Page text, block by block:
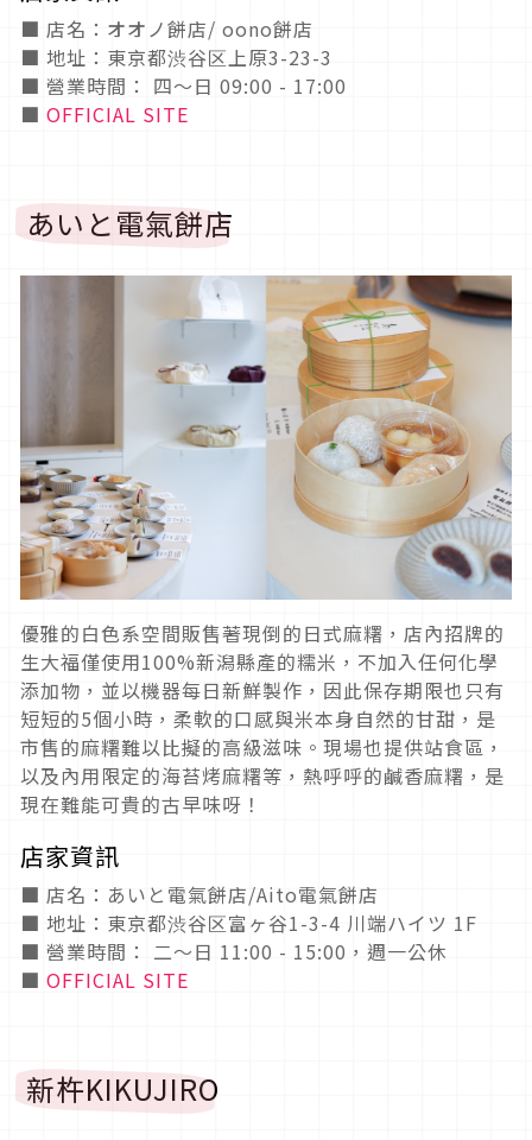
■ 店名：オオノ餅店/ oono餅店
■ 地址：東京都渋谷区上原3-23-3
■ 營業時間： 四～日 09:00 - 17:00
■ OFFICIAL SITE
あいと電氣餅店
優雅的白色系空間販售著現倒的日式麻糬，店內招牌的
生大福僅使用100%新潟縣產的糯米，不加入任何化學
添加物，並以機器每日新鮮製作，因此保存期限也只有
短短的5個小時，柔軟的口感與米本身自然的甘甜，是
市售的麻糬難以比擬的高級滋味。現場也提供站食區，
以及內用限定的海苔烤麻糬等，熱呼呼的鹹香麻糬，是
現在難能可貴的古早味呀！
店家資訊
■ 店名：あいと電氣餅店/Aito電氣餅店
■ 地址：東京都渋谷区富ヶ谷1-3-4 川端ハイツ 1F
■ 營業時間： 二～日 11:00 - 15:00，週一公休
■ OFFICIAL SITE
新杵KIKUJIRO